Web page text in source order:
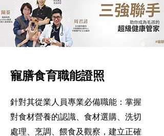
寵膳食育職能證照
針對其從業人員專業必備職能：掌握
對食材營養的認識、食材選購、洗切
處理、烹調、餵食及觀察，建立正確